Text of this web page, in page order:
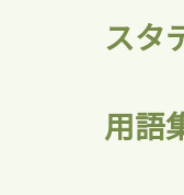
スタ
用語